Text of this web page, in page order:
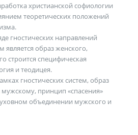
христианской софиологии
теоретических положений
гностических направлений
образ женского,
строится специфическая
и теодицея.
гностических систем, образ
принцип «спасения»
объединении мужского и